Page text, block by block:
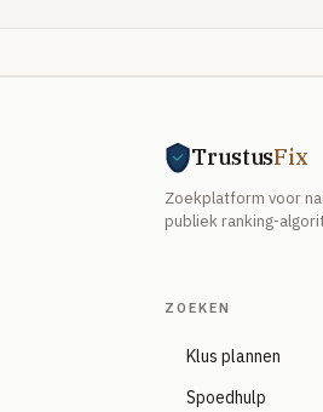
TrustusFix
Zoekplatform voor
publiek ranking-
ZOEKEN
Klus plannen
Spoedhulp